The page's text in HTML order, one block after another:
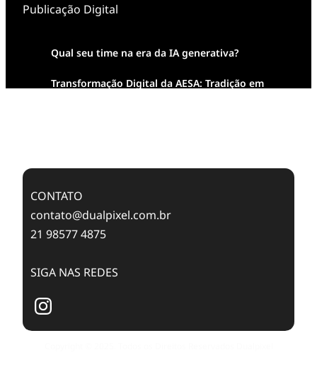
Publicação Digital
Qual seu time na era da IA generativa?
Transformação Digital da AESA: Tradição em
CONTATO
contato@dualpixel.com.br
21 98577 4875
SIGA NAS REDES